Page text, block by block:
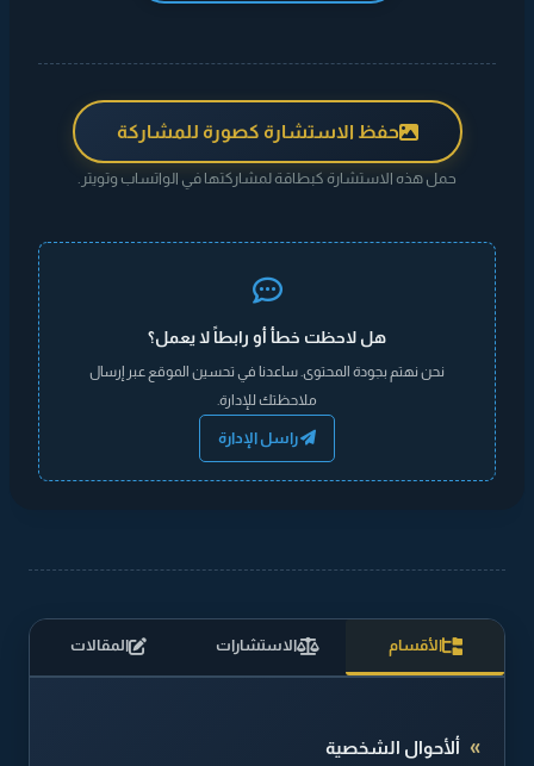
حفظ الاستشارة كصورة للمشاركة
حمل هذه الاستشارة كبطاقة لمشاركتها في الواتساب وتويتر.
هل لاحظت خطأ أو رابطاً لا يعمل؟
نحن نهتم بجودة المحتوى. ساعدنا في تحسين الموقع عبر إرسال
ملاحظتك للإدارة.
راسل الإدارة
الأقسام الاستشارات المقالات
ألأحوال الشخصية